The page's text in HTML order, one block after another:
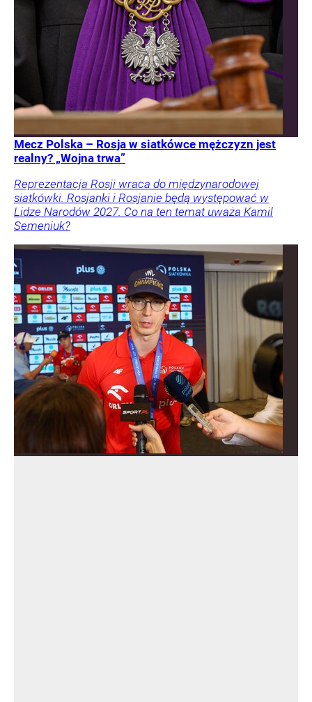
Mecz Polska – Rosja w siatkówce mężczyzn jest
realny? „Wojna trwa”
Reprezentacja Rosji wraca do międzynarodowej
siatkówki. Rosjanki i Rosjanie będą występować w
Lidze Narodów 2027. Co na ten temat uważa Kamil
Semeniuk?